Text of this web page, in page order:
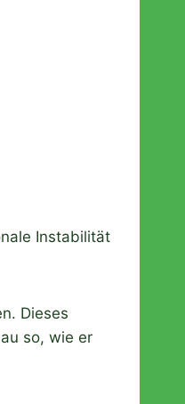
Instabilität
Dieses
so, wie er